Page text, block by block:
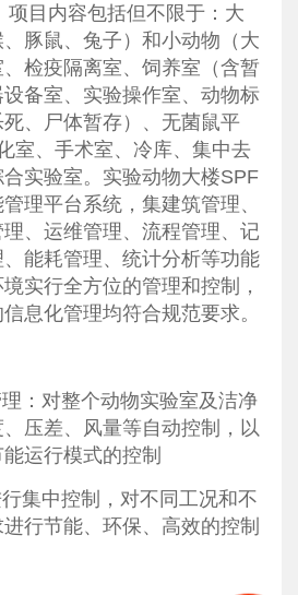
项目内容包括但不限于：大
豚鼠、兔子）和小动物（大
检疫隔离室、饲养室（含暂
备室、实验操作室、动物标
、尸体暂存）、无菌鼠平
室、手术室、冷库、集中去
实验室。实验动物大楼SPF
理平台系统，集建筑管理、
、运维管理、流程管理、记
能耗管理、统计分析等功能
实行全方位的管理和控制，
息化管理均符合规范要求。
对整个动物实验室及洁净
压差、风量等自动控制，以
运行模式的控制
中控制，对不同工况和不
行节能、环保、高效的控制